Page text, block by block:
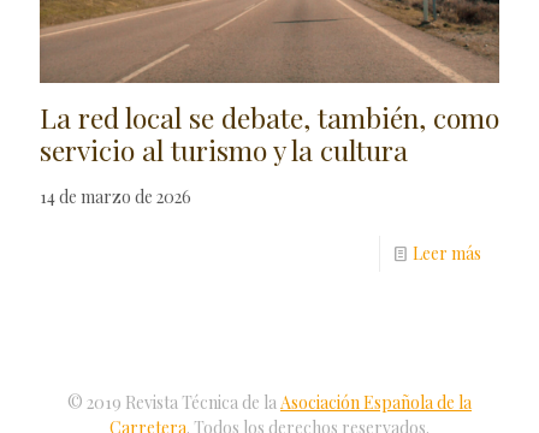
La red local se debate, también, como
servicio al turismo y la cultura
14 de marzo de 2026
Leer más
© 2019 Revista Técnica de laAsociación Española de la
Carretera. Todos los derechos reservados.